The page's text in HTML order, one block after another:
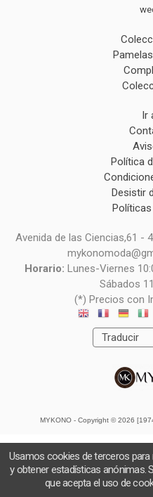
Ir
Política
Desistir
Avenida de las Ciencias,61 -
Horario: Lunes-Viernes
Sábados
(*) Precios con
MYKONO - Copyright © 2026
Usamos cookies de terceros para
y obtener estadísticas anónimas.
que acepta el uso de